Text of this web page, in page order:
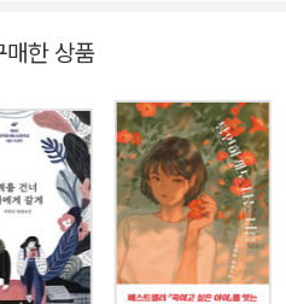
번째 이야기가 진실과 믿음에
내려 가면서 얼마나 눈물을 쏟았
린 삶이라도 다시 일으켜 세워야
, ‘작가의 말’ 중에서한순간도 방
든 단서가 조각난 퍼즐처럼 맞춰
독자들은 자기도 모르게 뜨거운
이 책은 ‘절망의 끝에서 피어나
매한 상품